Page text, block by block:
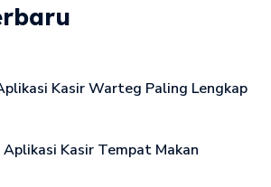
Kasir Warteg Paling Lengkap
Kasir Tempat Makan